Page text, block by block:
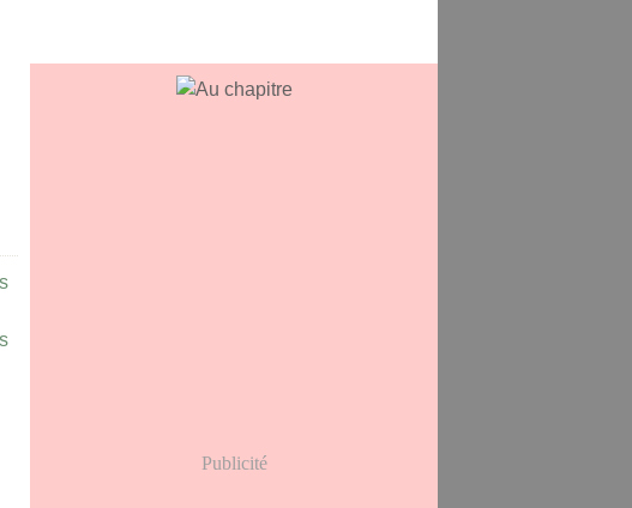
Publicité